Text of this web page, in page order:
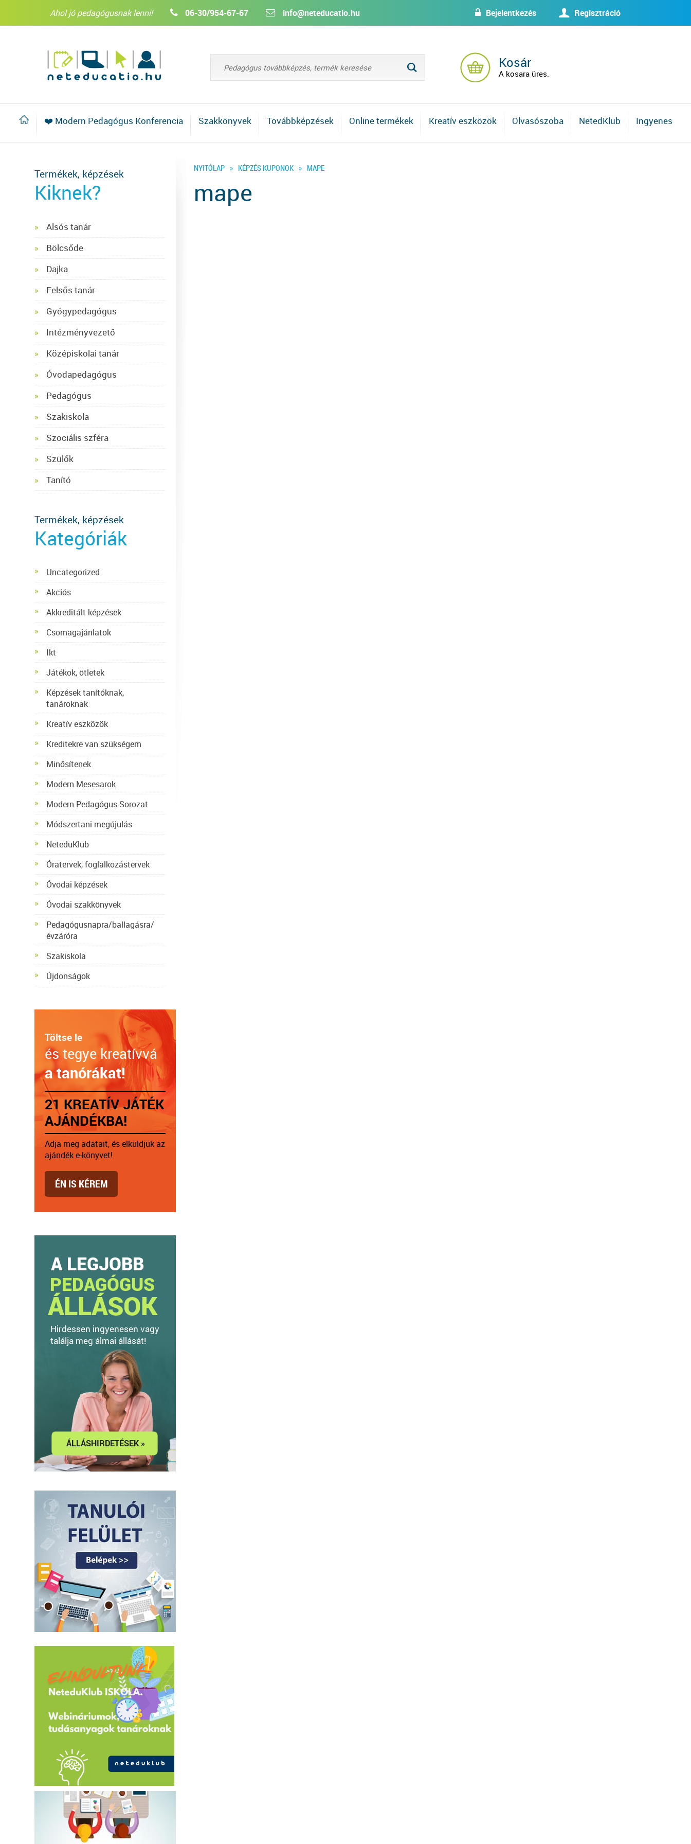
w Bejelentkezés U Regisztráció
Ahol jó pedagógusnak lenni! 06-30/954-67-67 info@neteducatio.hu
L Kosár
A kosara üres.
❤️ Modern Pedagógus Konferencia Szakkönyvek Továbbképzések Online termékek Kreatív eszközök Olvasószoba NetedKlub Ingyenes
NYITÓLAP » KÉPZÉS KUPONOK » MAPE
mape
Termékek, képzések
Kiknek?
Alsós tanár
Bölcsőde
Dajka
Felsős tanár
Gyógypedagógus
Intézményvezető
Középiskolai tanár
Óvodapedagógus
Pedagógus
Szakiskola
Szociális szféra
Szülők
Tanító
Termékek, képzések
Kategóriák
Uncategorized
Akciós
Akkreditált képzések
Csomagajánlatok
Ikt
Játékok, ötletek
Képzések tanítóknak,
tanároknak
Kreatív eszközök
Kreditekre van szükségem
Minősítenek
Modern Mesesarok
Modern Pedagógus Sorozat
Módszertani megújulás
NeteduKlub
Óratervek, foglalkozástervek
Óvodai képzések
Óvodai szakkönyvek
Pedagógusnapra/ballagásra/
évzáróra
Szakiskola
Újdonságok
Töltse le
és tegye kreatívvá
a tanórákat!
21 KREATÍV JÁTÉK
AJÁNDÉKBA!
Adja meg adatait, és elküldjük az
ajándék e-könyvet!
ÉN IS KÉREM